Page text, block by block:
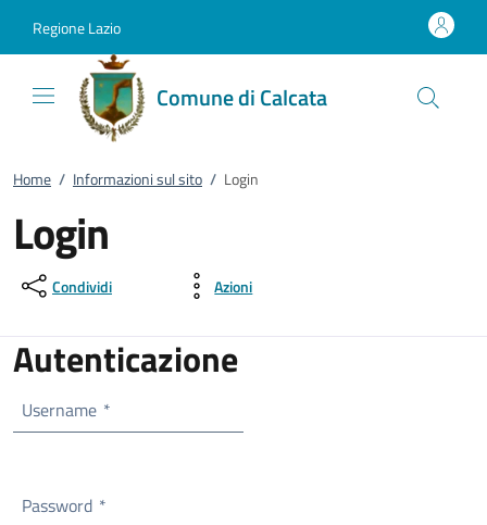
Regione Lazio
Comune di Calcata
Home / Informazioni sul sito / Login
Login
Condividi Azioni
Autenticazione
Username *
Password *